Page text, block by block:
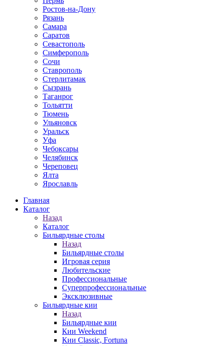
Ростов-на-Дону
Рязань
Самара
Саратов
Севастополь
Симферополь
Сочи
Ставрополь
Стерлитамак
Сызрань
Таганрог
Тольятти
Тюмень
Ульяновск
Уральск
Уфа
Чебоксары
Челябинск
Череповец
Ялта
Ярославль
Главная
Каталог
Назад
Каталог
Бильярдные столы
Назад
Бильярдные столы
Игровая серия
Любительские
Профессиональные
Суперпрофессиональные
Эксклюзивные
Бильярдные кии
Назад
Бильярдные кии
Кии Weekend
Кии Classic, Fortuna